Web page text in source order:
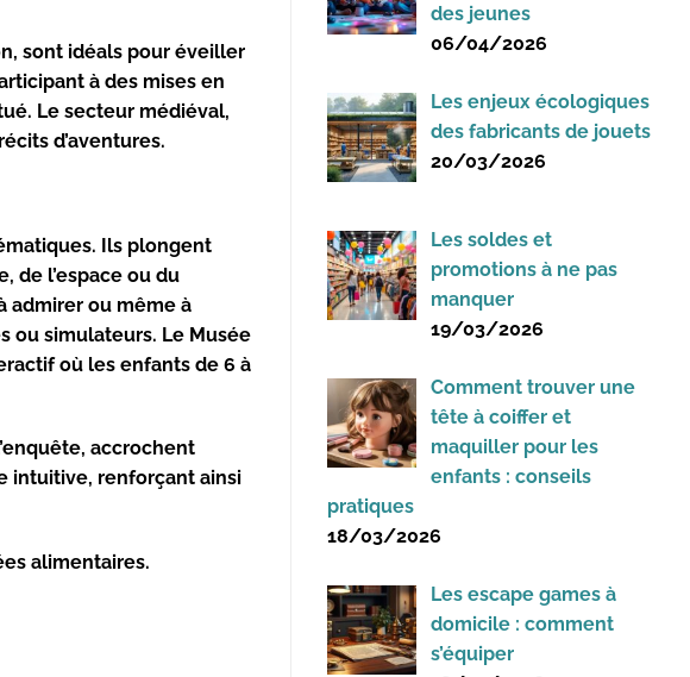
sont idéals pour éveiller
à des mises en
Le secteur médiéval,
d’aventures.
Ils plongent
de l’espace ou du
admirer ou même à
ou simulateurs. Le Musée
où les enfants de 6 à
accrochent
intuitive, renforçant ainsi
alimentaires.
des jeunes
06/04/2026
Les enjeux écologiques
des fabricants de jouets
20/03/2026
Les soldes et
promotions à ne pas
manquer
19/03/2026
Comment trouver une
tête à coiffer et
maquiller pour les
enfants : conseils
pratiques
18/03/2026
Les escape games à
domicile : comment
s’équiper